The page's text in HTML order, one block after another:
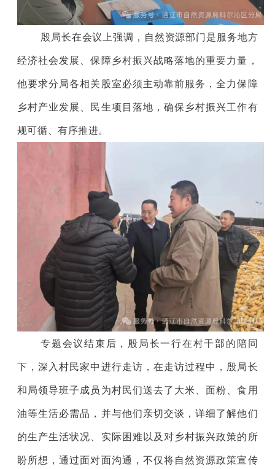
殷局长在会议上强调，自然资源部门是服务地方
经济社会发展、保障乡村振兴战略落地的重要力量，
他要求分局各相关股室必须主动靠前服务，全力保障
乡村产业发展、民生项目落地，确保乡村振兴工作有
规可循、有序推进。
专题会议结束后，殷局长一行在村干部的陪同
下，深入村民家中进行走访，在走访过程中， 殷局长
和局领导班子成员为村民们送去了大米、面粉、食用
油等生活必需品，并与他们亲切交谈，详细了解他们
的生产生活状况、实际困难以及对乡村振兴政策的所
盼所想，通过面对面沟通，不仅将自然资源政策宣传